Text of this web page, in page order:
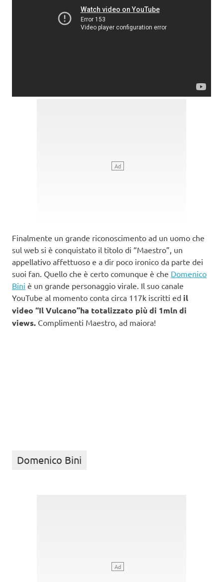
Finalmente un grande riconoscimento ad un uomo che
sul web si è conquistato il titolo di “Maestro”, un
appellativo affettuoso e a dir poco ironico da parte dei
suoi fan. Quello che è certo comunque è che Domenico
Bini è un grande personaggio virale. Il suo canale
YouTube al momento conta circa 117k iscritti ed il
video “Il Vulcano”ha totalizzato più di 1mln di
views. Complimenti Maestro, ad maiora!
Domenico Bini